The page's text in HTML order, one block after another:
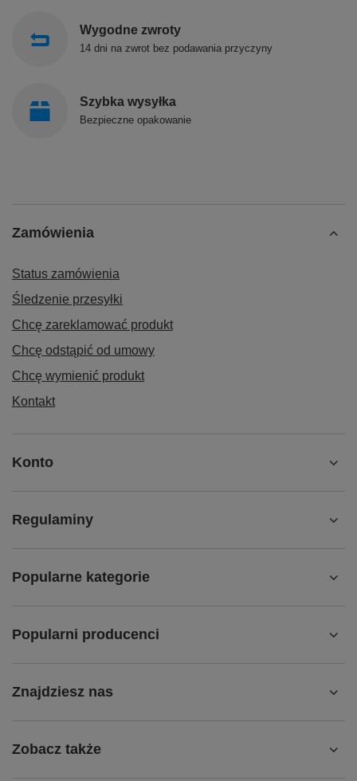
Wygodne zwroty
14 dni na zwrot bez podawania przyczyny
Szybka wysyłka
Bezpieczne opakowanie
Zamówienia
Status zamówienia
Śledzenie przesyłki
Chcę zareklamować produkt
Chcę odstąpić od umowy
Chcę wymienić produkt
Kontakt
Konto
Regulaminy
Popularne kategorie
Popularni producenci
Znajdziesz nas
Zobacz także